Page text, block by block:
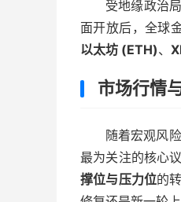
受地缘政治
面开放后，全球
以太坊 (ETH)、
市场行情
随着宏观风
最为关注的核心
撑位与压力位的